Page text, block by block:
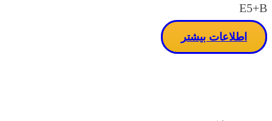
E5+B
اطلاعات بیشتر